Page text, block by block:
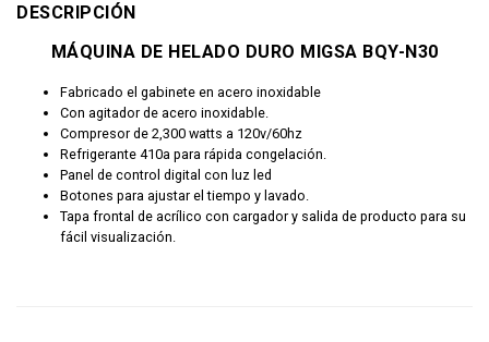
DESCRIPCIÓN
MÁQUINA DE HELADO DURO MIGSA BQY-N30
Fabricado el gabinete en acero inoxidable
Con agitador de acero inoxidable.
Compresor de 2,300 watts a 120v/60hz
Refrigerante 410a para rápida congelación.
Panel de control digital con luz led
Botones para ajustar el tiempo y lavado.
Tapa frontal de acrílico con cargador y salida de producto para su
fácil visualización.